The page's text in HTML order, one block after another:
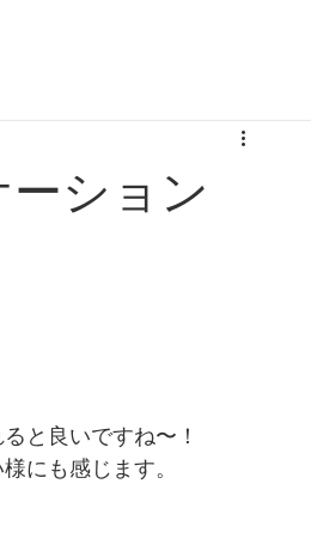
ション
と良いですね〜！
にも感じます。